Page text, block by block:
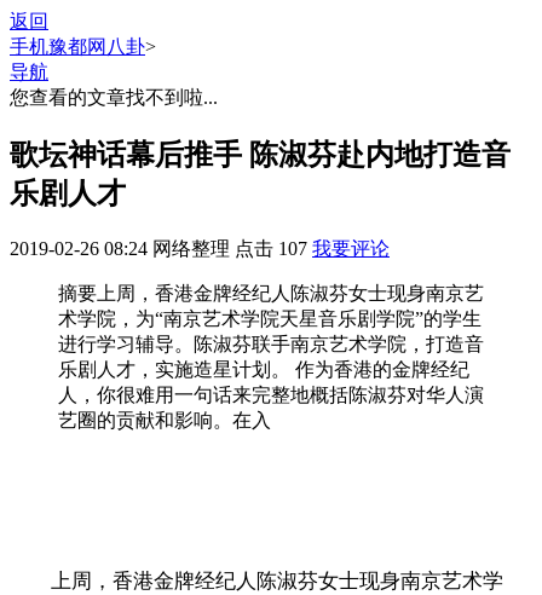
返回
手机豫都网 八卦>
导航
您查看的文章找不到啦...
歌坛神话幕后推手 陈淑芬赴内地打造音
乐剧人才
2019-02-26 08:24 网络整理 点击 107 我要评论
摘要 上周，香港金牌经纪人陈淑芬女士现身南京艺
术学院，为“南京艺术学院天星音乐剧学院”的学生
进行学习辅导。陈淑芬联手南京艺术学院，打造音
乐剧人才，实施造星计划。 作为香港的金牌经纪
人，你很难用一句话来完整地概括陈淑芬对华人演
艺圈的贡献和影响。在入
上周，香港金牌经纪人陈淑芬女士现身南京艺术学